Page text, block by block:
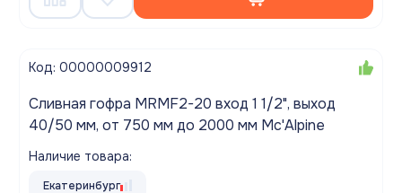
Код: 00000009912
Сливная гофра MRMF2-20 вход 1 1/2", выход
40/50 мм, от 750 мм до 2000 мм Mc'Alpine
Наличие товара:
Екатеринбург